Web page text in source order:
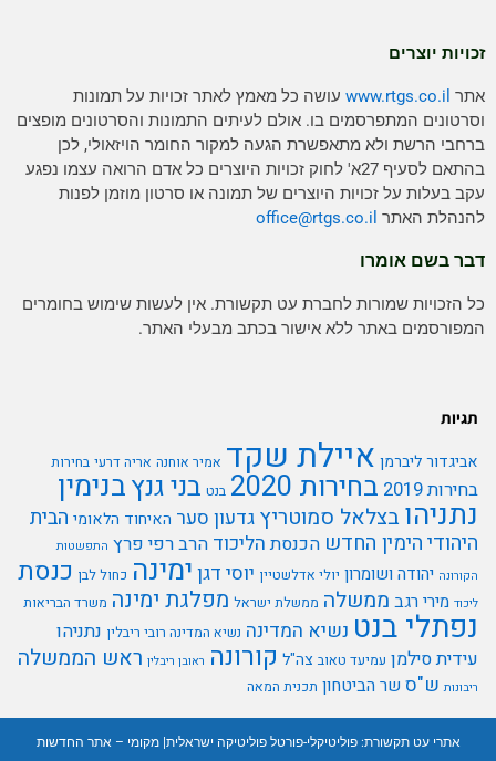
זכויות יוצרים
אתרwww.rtgs.co.ilעושה כל מאמץ לאתר זכויות על תמונות
וסרטונים המתפרסמים בו. אולם לעיתים התמונות והסרטונים מופצים
ברחבי הרשת ולא מתאפשרת הגעה למקור החומר הויזאולי, לכן
בהתאם לסעיף 27א' לחוק זכויות היוצרים כל אדם הרואה עצמו נפגע
עקב בעלות על זכויות היוצרים של תמונה או סרטון מוזמן לפנות
להנהלת האתר
office@rtgs.co.il
דבר בשם אומרו
כל הזכויות שמורות לחברת עט תקשורת. אין לעשות שימוש בחומרים
המפורסמים באתר ללא אישור בכתב מבעלי האתר.
תגיות
אביגדור ליברמןאיילת שקד אמיר אוחנה אריה דרעי בחירות
בחירות 2019 בחירות 2020 בנט בני גנץבנימין
נתניהו בצלאל סמוטריץגדעון סערהאיחוד הלאומיהבית
היהודיהימין החדש הכנסתהליכודהרב רפי פרץ התפשטות
הקורונה יהודה ושומרון יולי אדלשטיין יוסי דגןימינה כחול לבן כנסת
ליכוד מירי רגבממשלה ממשלת ישראל מפלגת ימינה משרד הבריאות
נפתלי בנט נשיא המדינה נשיא המדינה רובי ריבלין נתניהו
עידית סילמן עמיעד טאוב צה"לקורונה ראובן ריבלין ראש הממשלה
ריבונות ש"סשר הביטחון תכנית המאה
אתרי עט תקשורת:פוליטיקלי-פורטל פוליטיקה ישראלית|מקומי – אתר החדשות